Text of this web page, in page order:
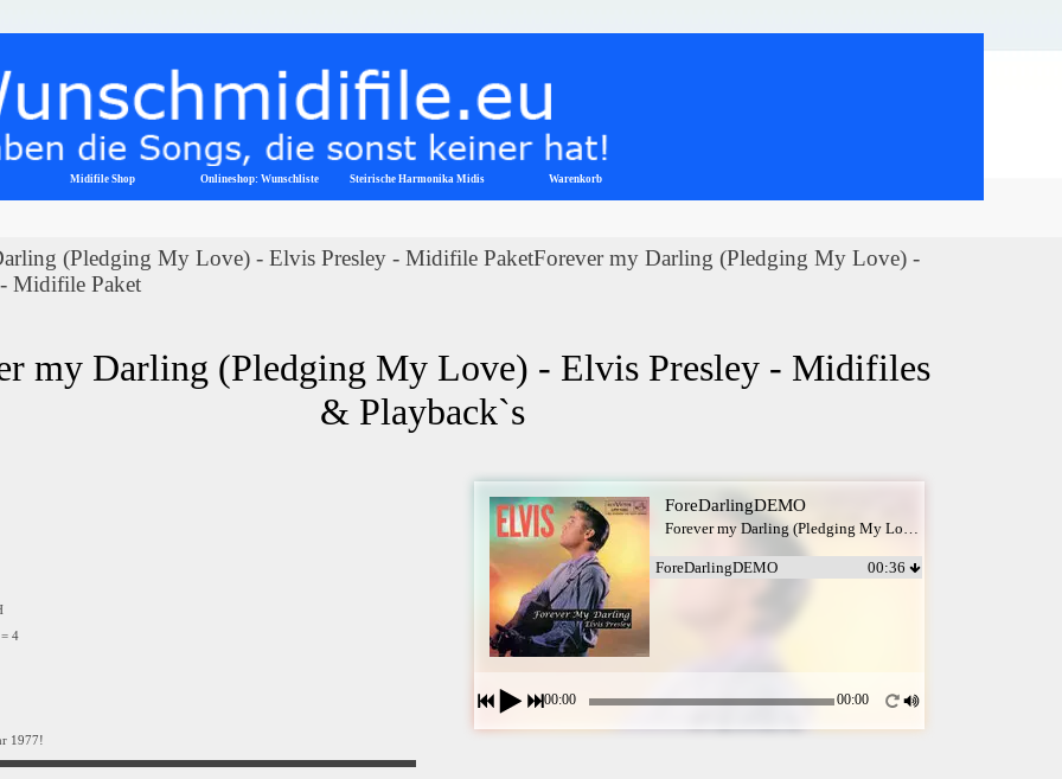
Menü überspringen
Midifile Shop ▼
Onlineshop: Wunschliste Steirische Harmonika Midis ▼
Warenkorb
(Pledging My Love) - Elvis Presley - Midifile PaketForever my Darling (Pledging My Love) -
Midifile Paket
my Darling (Pledging My Love) - Elvis Presley - Midifiles
& Playback`s
4
1977!
ForeDarlingDEMO
Forever my Darling (Pledging My Love) - Elvis Presley
ForeDarlingDEMO 00:36
00:00 00:00